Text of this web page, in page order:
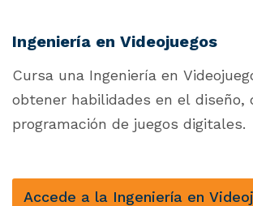
Ingeniería en Videojuegos
Cursa una Ingeniería en
obtener habilidades en el diseño,
programación de juegos digitales.
Accede a la Ingeniería en